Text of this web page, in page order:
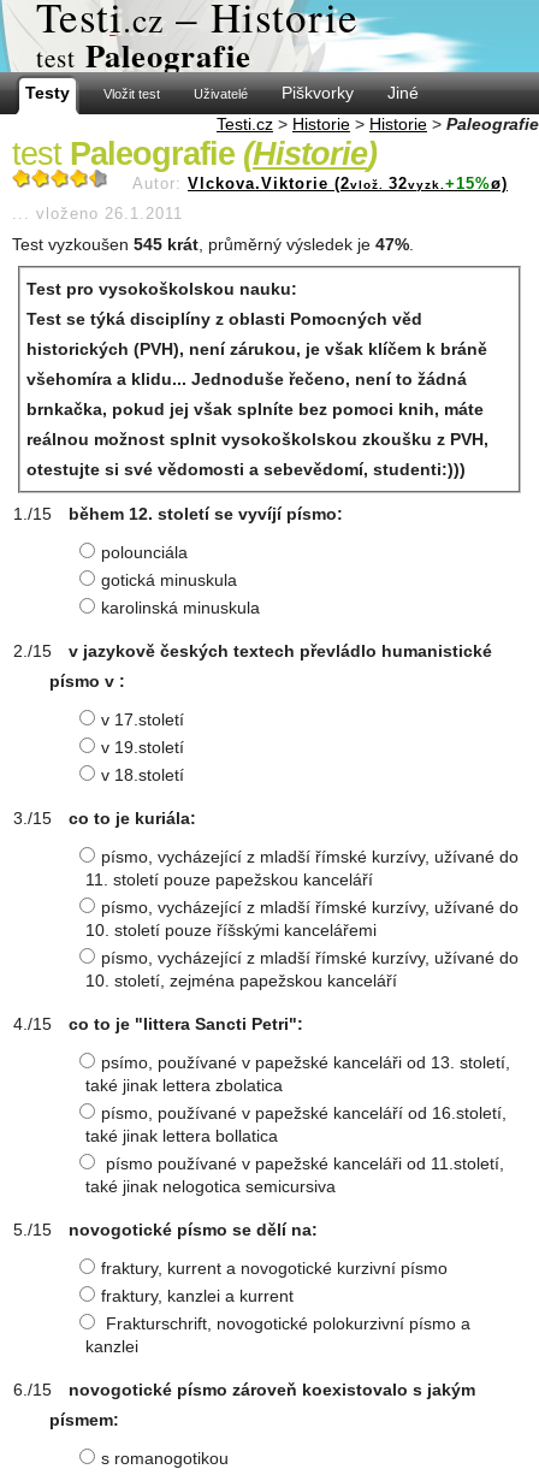
Testi.cz – Historie
test Paleografie
Testy Vložit test Uživatelé Piškvorky
Jiné
Testi.cz > Historie > Historie > Paleografie
test Paleografie (Historie)
Autor: Vlckova.Viktorie (2vlož. 32vyzk. +15%ø)
... vloženo 26.1.2011
Test vyzkoušen 545 krát , průměrný výsledek je 47%
Test pro vysokoškolskou nauku:
Test se týká disciplíny z oblasti Pomocných věd
historických (PVH), není zárukou, je však klíčem k bráně
všehomíra a klidu... Jednoduše řečeno, není to žádná
brnkačka, pokud jej však splníte bez pomoci knih, máte
reálnou možnost splnit vysokoškolskou zkoušku z PVH,
otestujte si své vědomosti a sebevědomí, studenti:)))
během 12. století se vyvíjí písmo:
polounciála
gotická minuskula
karolinská minuskula
v jazykově českých textech převládlo humanistické
písmo v :
v 17.století
v 19.století
v 18.století
co to je kuriála:
písmo, vycházející z mladší římské kurzívy, užívané do
11. století pouze papežskou kanceláří
písmo, vycházející z mladší římské kurzívy, užívané do
10. století pouze říšskými kancelářemi
písmo, vycházející z mladší římské kurzívy, užívané do
10. století, zejména papežskou kanceláří
co to je "littera Sancti Petri":
psímo, používané v papežské kanceláři od 13. století,
také jinak lettera zbolatica
písmo, používané v papežské kanceláří od 16.století,
také jinak lettera bollatica
písmo používané v papežské kanceláři od 11.století,
také jinak nelogotica semicursiva
novogotické písmo se dělí na:
fraktury, kurrent a novogotické kurzivní písmo
fraktury, kanzlei a kurrent
Frakturschrift, novogotické polokurzivní písmo a
kanzlei
novogotické písmo zároveň koexistovalo s jakým
písmem:
s romanogotikou